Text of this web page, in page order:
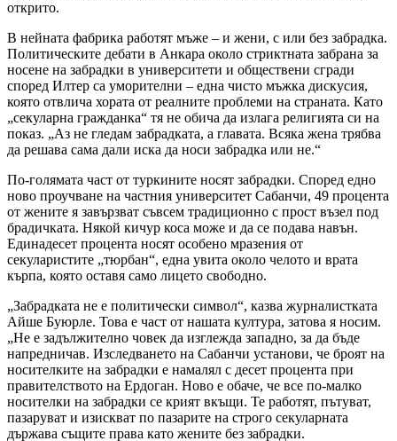
открито.
В нейната фабрика работят мъже – и жени, с или без забрадка.
Политическите дебати в Анкара около стриктната забрана за
носене на забрадки в университети и обществени сгради
според Илтер са уморителни – една чисто мъжка дискусия,
която отвлича хората от реалните проблеми на страната. Като
„секуларна гражданка“ тя не обича да излага религията си на
показ. „Аз не гледам забрадката, а главата. Всяка жена трябва
да решава сама дали иска да носи забрадка или не.“
По-голямата част от туркините носят забрадки. Според едно
ново проучване на частния университет Сабанчи, 49 процента
от жените я завързват съвсем традиционно с прост възел под
брадичката. Някой кичур коса може и да се подава навън.
Единадесет процента носят особено мразения от
секуларистите „тюрбан“, една увита около челото и врата
кърпа, която оставя само лицето свободно.
„Забрадката не е политически символ“, казва журналистката
Айше Буюрле. Това е част от нашата култура, затова я носим.
„Не е задължително човек да изглежда западно, за да бъде
напредничав. Изследването на Сабанчи установи, че броят на
носителките на забрадки е намалял с десет процента при
правителството на Ердоган. Ново е обаче, че все по-малко
носителки на забрадки се крият вкъщи. Те работят, пътуват,
пазаруват и изискват по пазарите на строго секуларната
държава същите права като жените без забрадки.